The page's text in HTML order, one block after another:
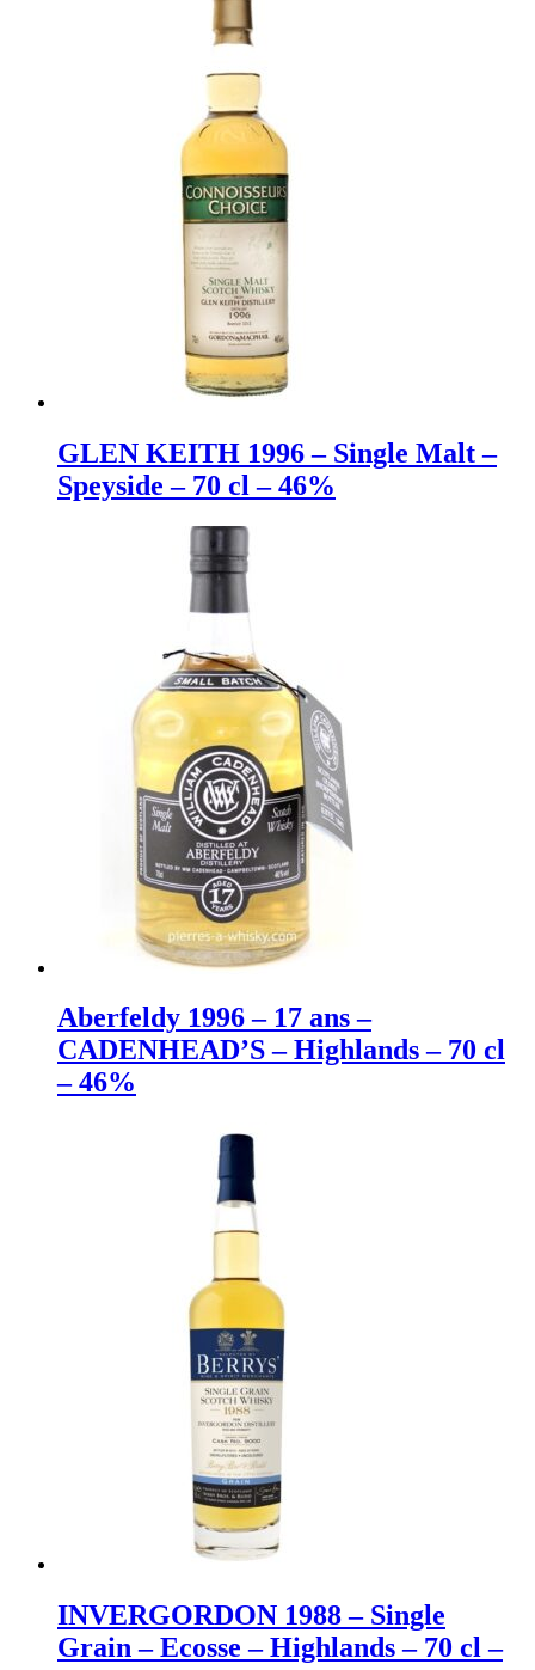
GLEN KEITH 1996 – Single Malt –
Speyside – 70 cl – 46%
Aberfeldy 1996 – 17 ans –
CADENHEAD’S – Highlands – 70 cl
– 46%
INVERGORDON 1988 – Single
Grain – Ecosse – Highlands – 70 cl –